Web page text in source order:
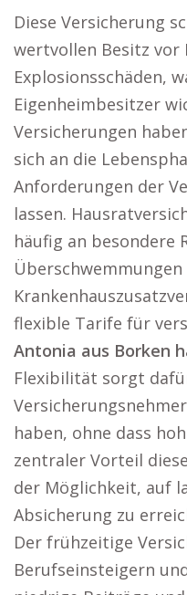
Diese Versicherung
wertvollen Besitz vor
Explosionsschäden,
Eigenheimbesitzer
Versicherungen
sich an die
Anforderungen der
lassen.
häufig an besondere
flexible Tarife für
Antonia aus Borken
Flexibilität sorgt
haben, ohne dass
zentraler Vorteil
der Möglichkeit, auf
Absicherung zu
Der frühzeitige
Berufseinsteigern